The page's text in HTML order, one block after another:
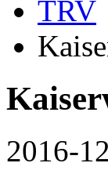
TRV
2016-